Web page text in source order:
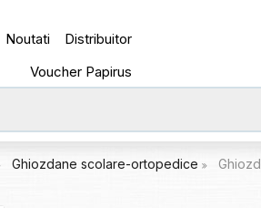
Noutati
Distribuitor
Voucher Papirus
Ghiozdane scolare-ortopedice